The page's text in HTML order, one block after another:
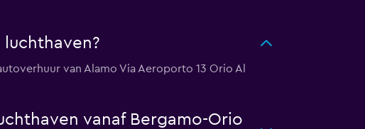
van Alamo Via Aeroporto 13 Orio Al
vanaf Bergamo-Orio